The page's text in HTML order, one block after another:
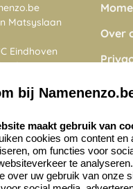
Matsyslaan
Eindhoven
Over
bij
maakt gebruik van
cookies om content en
om functies voor
te
over uw gebruik van onze